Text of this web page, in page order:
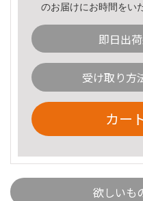
のお届けにお時間をい
即日出
受け取り方
カー
欲しいも